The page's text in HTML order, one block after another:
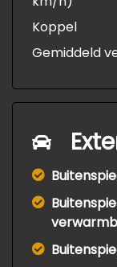
Koppel
Gemiddeld